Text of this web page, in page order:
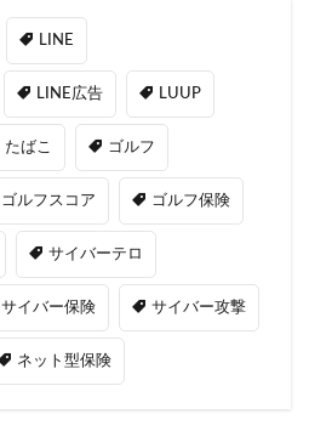
LINE
LINE広告 LUUP
たばこ ゴルフ
ゴルフスコア ゴルフ保険
サイバーテロ
サイバー保険 サイバー攻撃
ネット型保険